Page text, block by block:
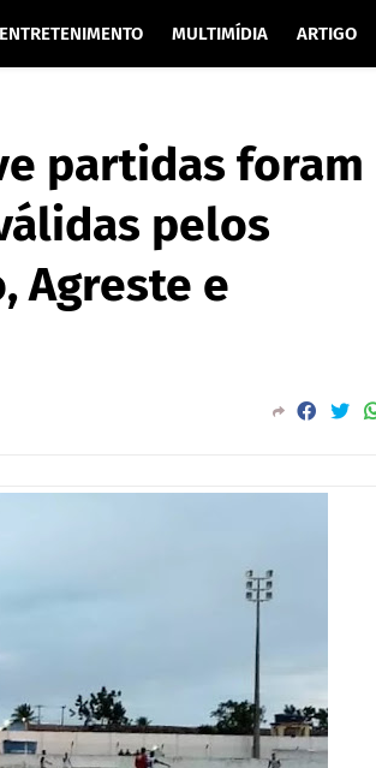
ENTRETENIMENTO MULTIMÍDIA ARTIGO
partidas foram
pelos
Agreste e